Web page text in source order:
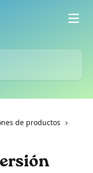
de productos